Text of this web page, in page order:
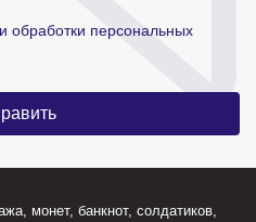
обработки персональных
монет, банкнот, солдатиков,